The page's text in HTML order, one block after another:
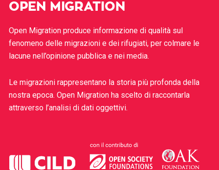
OPEN MIGRATION
Open Migration produce informazione di qualità sul
fenomeno delle migrazioni e dei rifugiati, per colmare le
lacune nell’opinione pubblica e nei media.
Le migrazioni rappresentano la storia più profonda della
nostra epoca. Open Migration ha scelto di raccontarla
attraverso l’analisi di dati oggettivi.